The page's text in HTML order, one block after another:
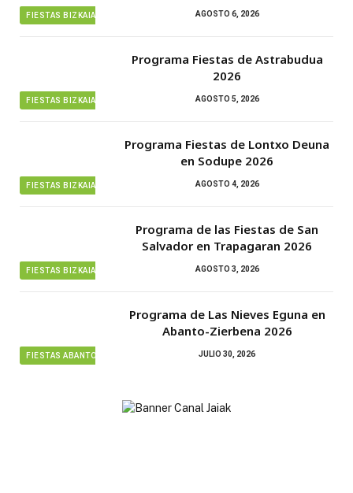
FIESTAS BIZKAIA AGOSTO 6, 2026
FIESTAS BIZKAIA
Programa Fiestas de Astrabudua
2026
AGOSTO 5, 2026
FIESTAS BIZKAIA
Programa Fiestas de Lontxo Deuna
en Sodupe 2026
AGOSTO 4, 2026
FIESTAS BIZKAIA
Programa de las Fiestas de San
Salvador en Trapagaran 2026
AGOSTO 3, 2026
FIESTAS ABANTO ZIERBENA
Programa de Las Nieves Eguna en
Abanto-Zierbena 2026
JULIO 30, 2026